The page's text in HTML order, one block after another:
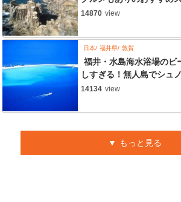
14870 view
日本 福井県 敦賀
福井・水島海水浴場のビ
しすぎる！無人島でシュ
14134 view
もっと見る